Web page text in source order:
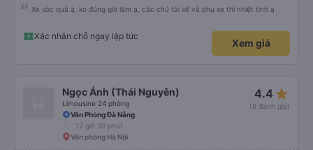
Xe sóc quá ạ, ko đúng giờ lắm ạ, các chú tài xế và phụ xe thì nhiệt tình ạ
Xác nhận chỗ ngay lập tức
Xem giá
Ngọc Ánh (Thái Nguyên)
Limousine 24 phòng
4.4 star_rate
(8 đánh giá)
Văn Phòng Đà Nẵng
12 giờ 30 phút
Văn phòng Hà Nội